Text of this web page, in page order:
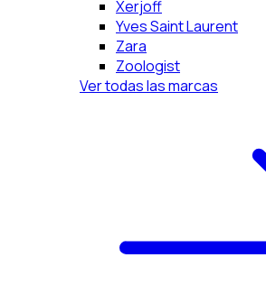
Xerjoff
Yves Saint Laurent
Zara
Zoologist
Ver todas las marcas